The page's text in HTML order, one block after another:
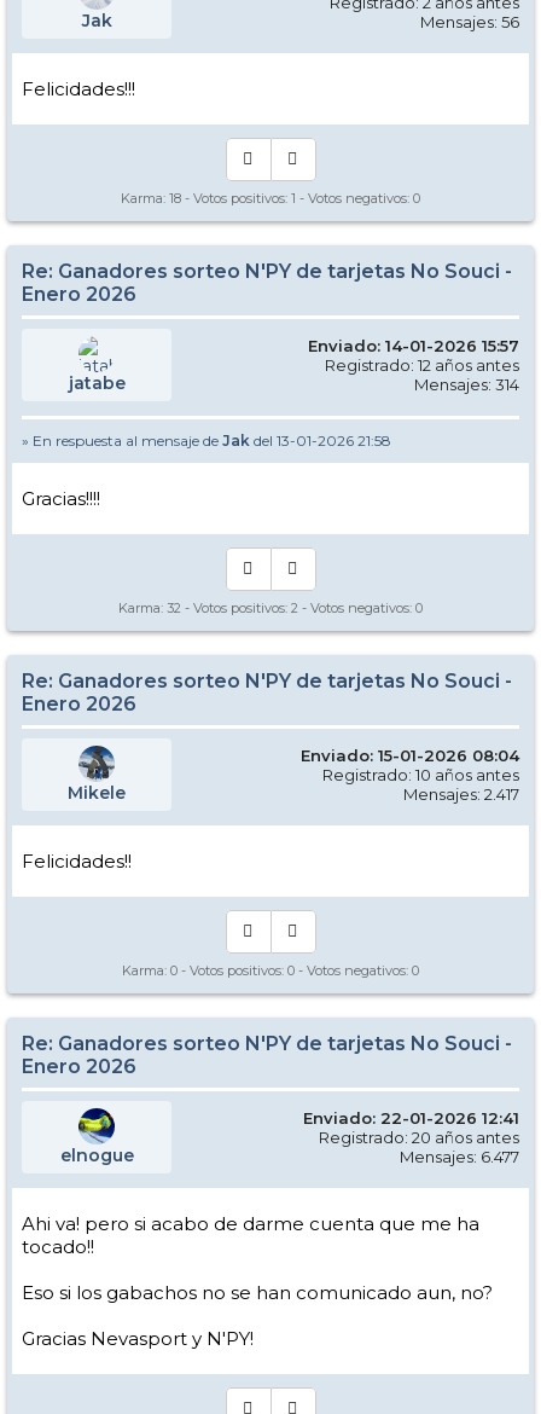
Jak
Mensajes: 56
Felicidades!!!
Karma: 18 - Votos positivos: 1 - Votos negativos: 0
Re: Ganadores sorteo N'PY de tarjetas No Souci -
Enero 2026
jatabe
Enviado: 14-01-2026 15:57
Registrado: 12 años antes
Mensajes: 314
» En respuesta al mensaje de Jak del 13-01-2026 21:58
Gracias!!!!
Karma: 32 - Votos positivos: 2 - Votos negativos: 0
Re: Ganadores sorteo N'PY de tarjetas No Souci -
Enero 2026
Mikele
Enviado: 15-01-2026 08:04
Registrado: 10 años antes
Mensajes: 2.417
Felicidades!!
Karma: 0 - Votos positivos: 0 - Votos negativos: 0
Re: Ganadores sorteo N'PY de tarjetas No Souci -
Enero 2026
elnogue
Enviado: 22-01-2026 12:41
Registrado: 20 años antes
Mensajes: 6.477
Ahi va! pero si acabo de darme cuenta que me ha
tocado!!
Eso si los gabachos no se han comunicado aun, no?
Gracias Nevasport y N'PY!